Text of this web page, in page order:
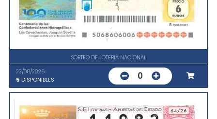
SORTEO DE LOTERIA NACIONAL
22/08/2026
5 DISPONIBLES 0